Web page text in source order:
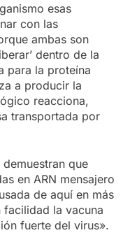
esas
con las
ambas son
dentro de la
para la proteína
a producir la
reacciona,
transportada por
que
en ARN mensajero
de aquí en más
la vacuna
fuerte del virus».